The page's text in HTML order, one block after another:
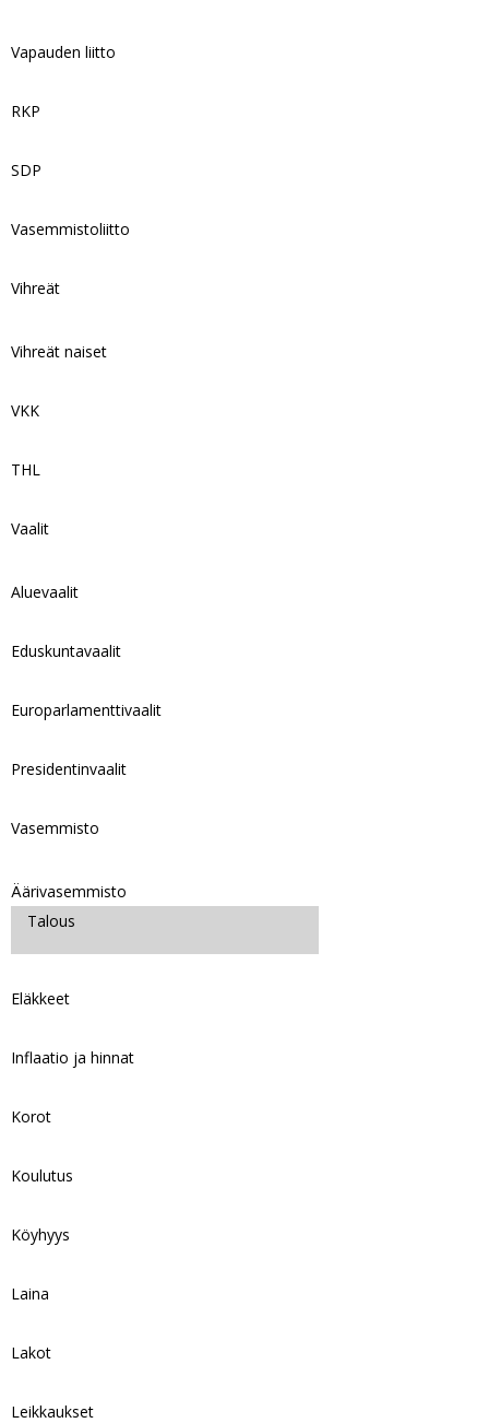
Vapauden liitto
RKP
SDP
Vasemmistoliitto
Vihreät
Vihreät naiset
VKK
THL
Vaalit
Aluevaalit
Eduskuntavaalit
Europarlamenttivaalit
Presidentinvaalit
Vasemmisto
Äärivasemmisto
Talous
Eläkkeet
Inflaatio ja hinnat
Korot
Koulutus
Köyhyys
Laina
Lakot
Leikkaukset